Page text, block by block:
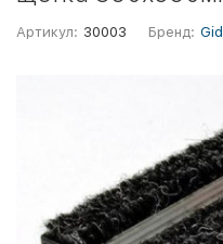
Артикул: 30003 Бренд: